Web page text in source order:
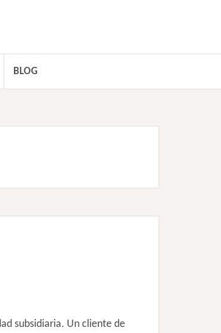
BLOG
subsidiaria. Un cliente de